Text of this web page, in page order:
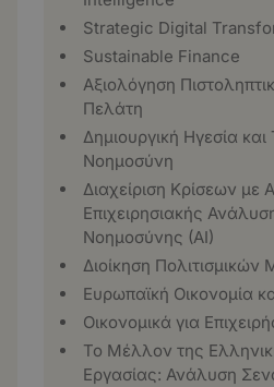
Strategic Digital
Sustainable Finance
Αξιολόγηση
Πελάτη
Δημιουργική Ηγεσία και
Νοημοσύνη
Διαχείριση Κρίσεων με
Επιχειρησιακής
Νοημοσύνης (ΑΙ)
Διοίκηση
Ευρωπαϊκή Οικονομία
Οικονομικά για
Το Μέλλον της
Εργασίας: Ανάλυση